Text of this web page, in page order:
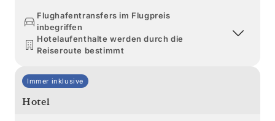
Flughafentransfers im Flugpreis
inbegriffen
Hotelaufenthalte werden durch die
Reiseroute bestimmt
Immer inklusive
Hotel